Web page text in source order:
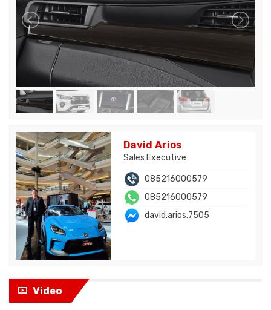
David Arios
Sales Executive
085216000579
085216000579
david.arios.7505
Video